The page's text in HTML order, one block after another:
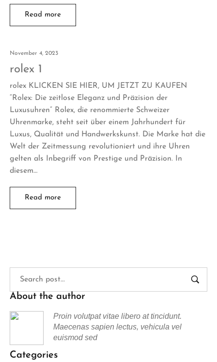
Read more
November 4, 2023
rolex 1
rolex KLICKEN SIE HIER, UM JETZT ZU KAUFEN
“Rolex: Die zeitlose Eleganz und Präzision der
Luxusuhren” Rolex, die renommierte Schweizer
Uhrenmarke, steht seit über einem Jahrhundert für
Luxus, Qualität und Handwerkskunst. Die Marke hat die
Welt der Zeitmessung revolutioniert und ihre Uhren
gelten als Inbegriff von Prestige und Präzision. In
diesem…
Read more
About the author
Proin volutpat vitae libero at tincidunt.
Maecenas sapien lectus, vehicula vel
euismod sed
Categories